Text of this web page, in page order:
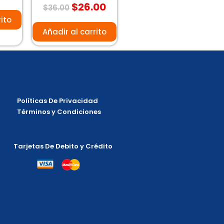
Valorado
con
de
$36.00 $26.00
Añadir al carrito
Políticas De Privacidad
Términos y Condiciones
Tarjetas De Debito y Crédito